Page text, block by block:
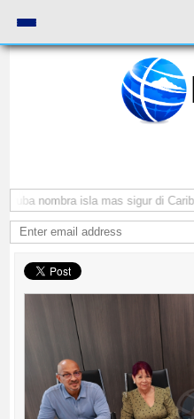
nombra isla mas sigur di